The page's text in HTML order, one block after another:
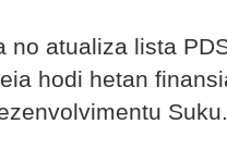
no atualiza lista
hodi hetan
Suku.